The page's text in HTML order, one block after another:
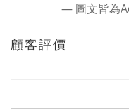
― 圖文皆為
顧客評價